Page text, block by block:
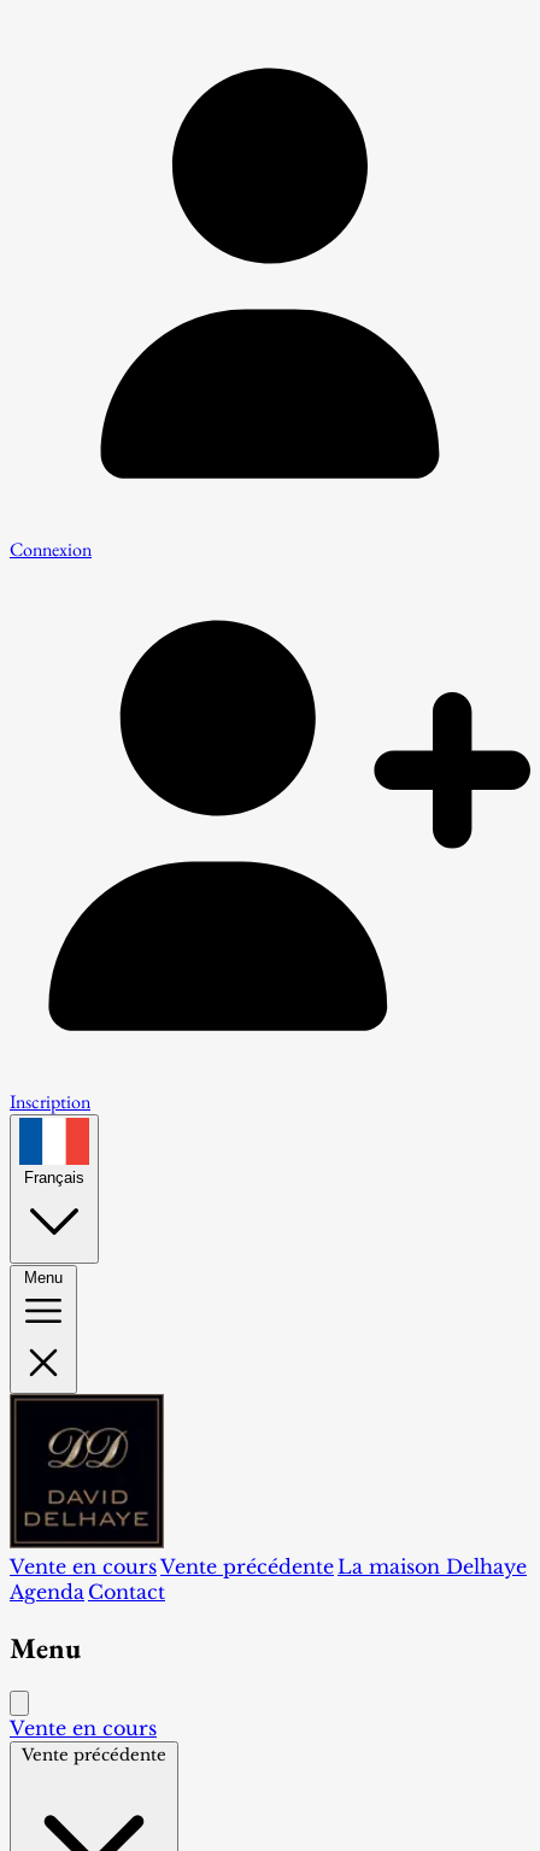
Connexion
Inscription
Français
Menu
Vente en coursVente précédente La maison Delhaye
Agenda Contact
Menu
Vente en cours
Vente précédente